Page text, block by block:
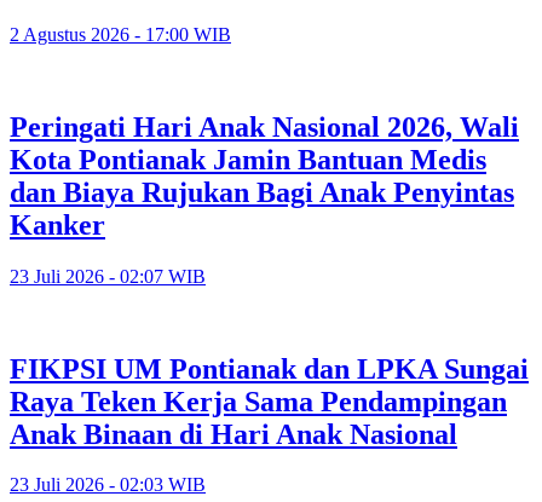
2 Agustus 2026 - 17:00 WIB
Peringati Hari Anak Nasional 2026, Wali
Kota Pontianak Jamin Bantuan Medis
dan Biaya Rujukan Bagi Anak Penyintas
Kanker
23 Juli 2026 - 02:07 WIB
FIKPSI UM Pontianak dan LPKA Sungai
Raya Teken Kerja Sama Pendampingan
Anak Binaan di Hari Anak Nasional
23 Juli 2026 - 02:03 WIB